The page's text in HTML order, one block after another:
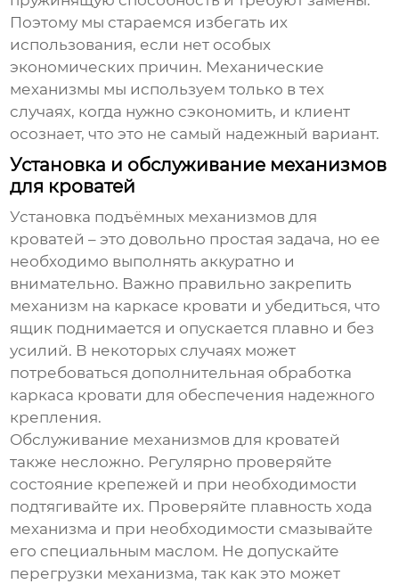
Поэтому мы стараемся избегать их
использования, если нет особых
экономических причин. Механические
механизмы мы используем только в тех
случаях, когда нужно сэкономить, и клиент
осознает, что это не самый надежный вариант.
Установка и обслуживание механизмов
для кроватей
Установка подъёмных механизмов для
кроватей – это довольно простая задача, но ее
необходимо выполнять аккуратно и
внимательно. Важно правильно закрепить
механизм на каркасе кровати и убедиться, что
ящик поднимается и опускается плавно и без
усилий. В некоторых случаях может
потребоваться дополнительная обработка
каркаса кровати для обеспечения надежного
крепления.
Обслуживание механизмов для кроватей
также несложно. Регулярно проверяйте
состояние крепежей и при необходимости
подтягивайте их. Проверяйте плавность хода
механизма и при необходимости смазывайте
его специальным маслом. Не допускайте
перегрузки механизма, так как это может